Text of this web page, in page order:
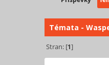
Témata -
Stran: [1]